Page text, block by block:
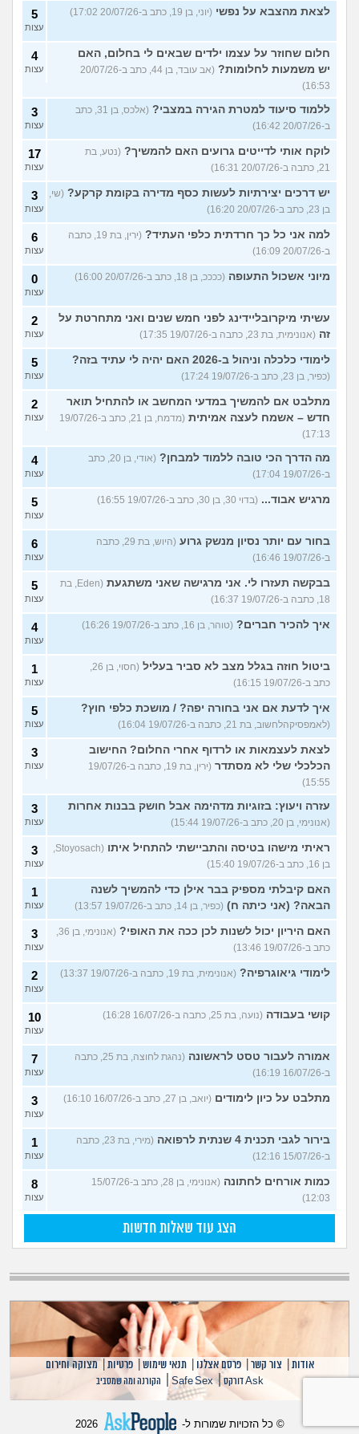
לצאת מהצבא על נפשי (יוני, בן 19, כתב ב-20/07/26 17:02) 5
עצות
חלום שחוזר על עצמו ילדים שבאים לי בחלום, האם
יש משמעות לחלומות?
(אב עובד, בן 44, כתב ב-20/07/26
16:53)
4
עצות
ללמוד סיעוד למטרת הגירה במצבי?
(אלכס, בן 31, כתב
ב-20/07/26 16:42)
3
עצות
לוקח אותי לדייטים גרועים האם להמשיך? (נטע, בת
21, כתבה ב-20/07/26 16:31)
17
עצות
יש דרכים יצירתיות לעשות כסף מדירה בקומת קרקע? (שי,
בן 23, כתב ב-20/07/26 16:20)
3
עצות
למה אני כל כך חרדתית כלפי העתיד?
(ירין, בת 19, כתבה
ב-20/07/26 16:09)
6
עצות
מיוני אשכול התעופה (ככככ, בן 18, כתב ב-20/07/26 16:00) 0
עצות
עשיתי מיקרובליידינג לפני חמש שנים ואני מתחרטת על
זה (אנונימית, בת 23, כתבה ב-19/07/26 17:35)
2
עצות
לימודי כלכלה וניהול ב-2026 האם יהיה לי עתיד בזה?
(כפיר, בן 23, כתב ב-19/07/26 17:24)
5
עצות
מתלבט אם להמשיך במדעי המחשב או להתחיל תואר
חדש – אשמח לעצה אמיתית
(מדמח, בן 21, כתב ב-19/07/26
17:13)
2
עצות
מה הדרך הכי טובה ללמוד למבחן?
(אודי, בן 20, כתב
ב-19/07/26 17:04)
4
עצות
מרגיש אבוד... (בדוי 30, בן 30, כתב ב-19/07/26 16:55) 5
עצות
בחור עם יותר נסיון מנשק גרוע
(היוש, בת 29, כתבה
ב-19/07/26 16:46)
6
עצות
בבקשה תעזרו לי. אני מרגישה שאני משתגעת
(Eden, בת
18, כתבה ב-19/07/26 16:37)
5
עצות
איך להכיר חברים? (טוהר, בן 16, כתב ב-19/07/26 16:26) 4
עצות
ביטול חוזה בגלל מצב לא סביר בעליל
(חסוי, בן 26,
כתב ב-19/07/26 16:15)
1
עצות
איך לדעת אם אני בחורה יפה? / מושכת כלפי חוץ?
(לאמפסיקהלחשוב, בת 21, כתבה ב-19/07/26 16:04)
5
עצות
לצאת לעצמאות או לרדוף אחרי החלום? החישוב
הכלכלי שלי לא מסתדר
(ירין, בת 19, כתבה ב-19/07/26
15:55)
3
עצות
עזרה ויעוץ: בזוגיות מדהימה אבל חושק בבנות אחרות
(אנונימי, בן 20, כתב ב-19/07/26 15:44)
3
עצות
ראיתי מישהו בטיסה והתביישתי להתחיל איתו
(Stoyosach,
בן 16, כתב ב-19/07/26 15:40)
3
עצות
האם קיבלתי מספיק בבר אילן כדי להמשיך לשנה
הבאה? (אני כיתה ח) (כפיר, בן 14, כתב ב-19/07/26 13:57)
1
עצות
האם היריון יכול לשנות לכן ככה את האופי?
(אנונימי, בן 36,
כתב ב-19/07/26 13:46)
3
עצות
לימודי גיאוגרפיה? (אנונימית, בת 19, כתבה ב-19/07/26 13:37) 2
עצות
קושי בעבודה (נועה, בת 25, כתבה ב-16/07/26 16:28) 10
עצות
אמורה לעבור טסט לראשונה
(נהגת לחוצה, בת 25, כתבה
ב-16/07/26 16:19)
7
עצות
מתלבט על כיון לימודים (יואב, בן 27, כתב ב-16/07/26 16:10) 3
עצות
בירור לגבי תכנית 4 שנתית לרפואה
(מירי, בת 23, כתבה
ב-15/07/26 12:16)
1
עצות
כמות אורחים לחתונה
(אנונימי, בן 28, כתב ב-15/07/26
12:03)
8
עצות
הצג עוד שאלות חדשות
אודות צור קשר |פרסם אצלנו |תנאי שימוש |פרטיות |מצוקה וחירום
Ask דורקס |
Safe Sex
| הקורנה ומה שמסביב
© כל הזכויות שמורות ל- 2026